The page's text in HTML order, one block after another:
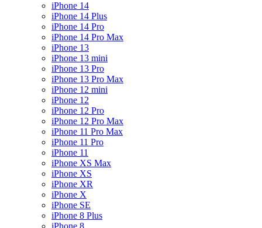
iPhone 14
iPhone 14 Plus
iPhone 14 Pro
iPhone 14 Pro Max
iPhone 13
iPhone 13 mini
iPhone 13 Pro
iPhone 13 Pro Max
iPhone 12 mini
iPhone 12
iPhone 12 Pro
iPhone 12 Pro Max
iPhone 11 Pro Max
iPhone 11 Pro
iPhone 11
iPhone XS Max
iPhone XS
iPhone XR
iPhone X
iPhone SE
iPhone 8 Plus